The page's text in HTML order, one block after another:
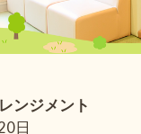
ンジメント
日